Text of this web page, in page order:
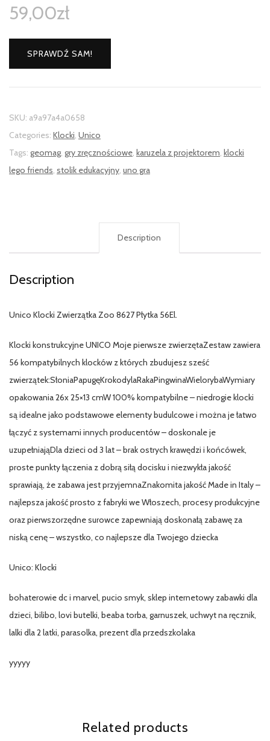
59,00zł
SPRAWDŹ SAM!
SKU: a9a97a4a0658
Categories: Klocki, Unico
Tags: geomag, gry zręcznościowe, karuzela z projektorem, klocki
lego friends, stolik edukacyjny, uno gra
Description
Description
Unico Klocki Zwierzątka Zoo 8627 Płytka 56El.
Klocki konstrukcyjne UNICO Moje pierwsze zwierzętaZestaw zawiera
56 kompatybilnych klocków z których zbudujesz sześć
zwierzątek:SłoniaPapugęKrokodylaRakaPingwinaWielorybaWymiary
opakowania 26x 25×13 cmW 100% kompatybilne – niedrogie klocki
są idealne jako podstawowe elementy budulcowe i można je łatwo
łączyć z systemami innych producentów – doskonale je
uzupełniająDla dzieci od 3 lat – brak ostrych krawędzi i końcówek,
proste punkty łączenia z dobrą siłą docisku i niezwykła jakość
sprawiają, że zabawa jest przyjemnaZnakomita jakość Made in Italy –
najlepsza jakość prosto z fabryki we Włoszech, procesy produkcyjne
oraz pierwszorzędne surowce zapewniają doskonałą zabawę za
niską cenę – wszystko, co najlepsze dla Twojego dziecka
Unico: Klocki
bohaterowie dc i marvel, pucio smyk, sklep internetowy zabawki dla
dzieci, bilibo, lovi butelki, beaba torba, garnuszek, uchwyt na ręcznik,
lalki dla 2 latki, parasolka, prezent dla przedszkolaka
yyyyy
Related products